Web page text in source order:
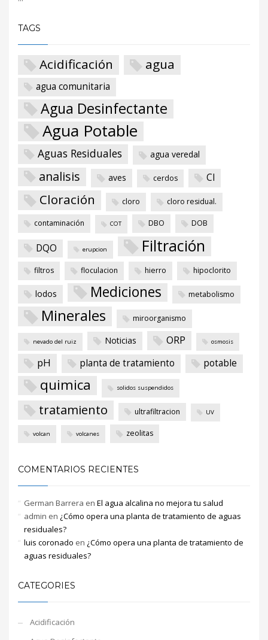
TAGS
Acidificación agua
agua comunitaria
Agua Desinfectante
Agua Potable
Aguas Residuales agua veredal
analisis aves cerdos Cl
Cloración cloro cloro residual.
contaminación COT DBO DOB
DQO erupcion Filtración
filtros floculacion hierro hipoclorito
lodos Mediciones metabolismo
Minerales miroorganismo
nevado del ruiz Noticias ORP osmosis
pH planta de tratamiento potable
quimica solidos suspendidos
tratamiento ultrafiltracion UV
volcan volcanes zeolitas
COMENTARIOS RECIENTES
German Barrera en El agua alcalina no mejora tu salud
admin en ¿Cómo opera una planta de tratamiento de aguas
residuales?
luis coronado en ¿Cómo opera una planta de tratamiento de
aguas residuales?
CATEGORIES
Acidificación